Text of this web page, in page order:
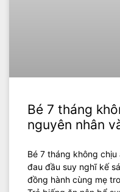
Bé 7 tháng
nguyên nhân
Bé 7 tháng không
đau đầu suy nghĩ kế
đồng hành cùng mẹ